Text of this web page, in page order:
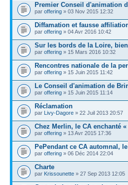
Premier Conseil d'animation
par offering » 03 Nov 2015 12:32
Diffamation et fausse
par offering » 04 Avr 2016 10:42
Sur les bords de la Loire,
par offering » 15 Mars 2016 10:32
Rencontres nationale de la
par offering » 15 Juin 2015 11:42
Le Conseil d'animation de
par offering » 15 Juin 2015 11:14
Réclamation
par Livy-Dagore » 22 Juil 2013 20:57
Chez Merlin, le CA enchanté «
par offering » 13 Avr 2015 17:36
PePendant ce CA automnal,
par offering » 06 Déc 2014 22:04
Charte
par Krissounette » 27 Sep 2013 12:05